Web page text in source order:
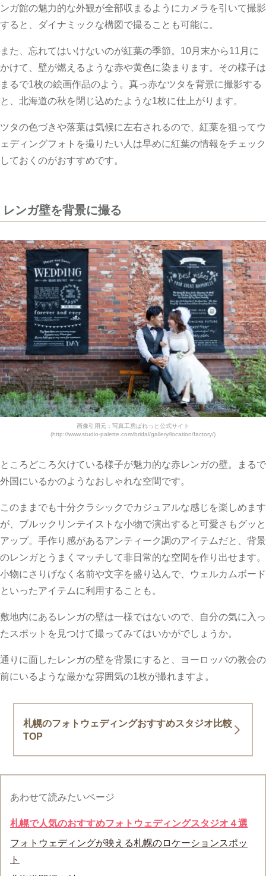
ンガ館の魅力的な外観が全部収まるようにカメラを引いて撮影
すると、ダイナミックな構図で撮ることも可能に。
また、忘れてはいけないのが紅葉の季節。10月末から11月に
かけて、壁が燃えるような赤や黄色に染まります。その様子は
まるで1枚の絵画作品のよう。真っ赤なツタを背景に撮影する
と、北海道の秋を閉じ込めたような1枚に仕上がります。
ツタの色づきや落葉は気候に左右されるので、紅葉を狙ってウ
ェディングフォトを撮りたい人は早めに紅葉の情報をチェック
しておくのがおすすめです。
レンガ壁を背景に撮る
画像引用元：写真工房ぱれっと公式サイト
(http://www.studio-palette.com/bridal/gallery/location/factory/)
ところどころ欠けている様子が魅力的な赤レンガの壁。まるで
外国にいるかのようなおしゃれな空間です。
このままでも十分クラシックでカジュアルな感じを楽しめます
が、ブルックリンテイストな小物で演出すると可愛さもグッと
アップ。手作り感があるアンティーク調のアイテムだと、背景
のレンガとうまくマッチして非日常的な空間を作り出せます。
小物にさりげなく名前や文字を盛り込んで、ウェルカムボード
といったアイテムに利用することも。
敷地内にあるレンガの壁は一様ではないので、自分の気に入っ
たスポットを見つけて撮ってみてはいかがでしょうか。
通りに面したレンガの壁を背景にすると、ヨーロッパの教会の
前にいるような厳かな雰囲気の1枚が撮れますよ。
札幌のフォトウェディングおすすめスタジオ比較
TOP
あわせて読みたいページ
札幌で人気のおすすめフォトウェディングスタジオ４選
フォトウェディングが映える札幌のロケーションスポッ
ト